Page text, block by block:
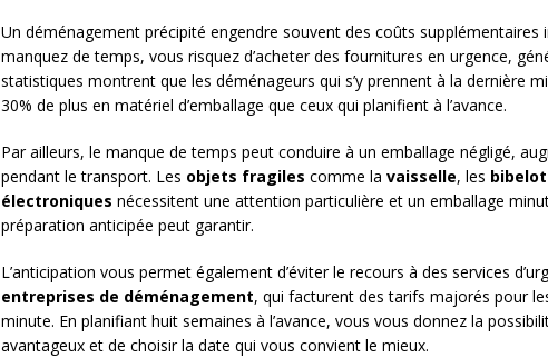
Un déménagement précipité engendre souvent des coûts supplémentaires
manquez de temps, vous risquez d’acheter des fournitures en urgence,
statistiques montrent que les déménageurs qui s’y prennent à la dernière
30% de plus en matériel d’emballage que ceux qui planifient à l’avance.
Par ailleurs, le manque de temps peut conduire à un emballage négligé,
pendant le transport. Les objets fragiles comme la vaisselle, les
électroniques nécessitent une attention particulière et un emballage
préparation anticipée peut garantir.
L’anticipation vous permet également d’éviter le recours à des services
entreprises de déménagement, qui facturent des tarifs majorés pour
minute. En planifiant huit semaines à l’avance, vous vous donnez la
avantageux et de choisir la date qui vous convient le mieux.